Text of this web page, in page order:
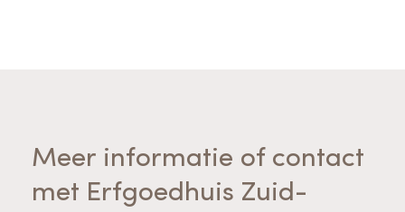
Meer informatie of contact
met Erfgoedhuis Zuid-